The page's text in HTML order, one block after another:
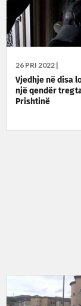
26 PRI 2022 |
Vjedhje në disa
një qendër
Prishtinë